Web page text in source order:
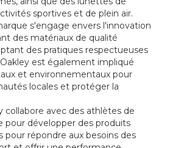
sportives et de plein air.
s'engage envers l'innovation
des matériaux de qualité
des pratiques respectueuses
est également impliqué
et environnementaux pour
locales et protéger la
collabore avec des athlètes de
pour développer des produits
pour répondre aux besoins des